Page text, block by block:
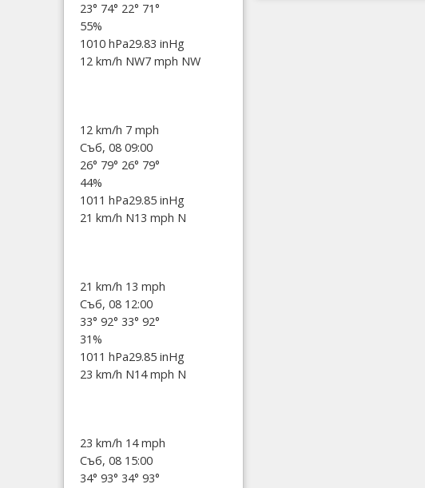
23° 74° 22° 71°
55%
1010 hPa29.83 inHg
12 km/h NW7 mph NW
12 km/h 7 mph
Съб, 08 09:00
26° 79° 26° 79°
44%
1011 hPa29.85 inHg
21 km/h N13 mph N
21 km/h 13 mph
Съб, 08 12:00
33° 92° 33° 92°
31%
1011 hPa29.85 inHg
23 km/h N14 mph N
23 km/h 14 mph
Съб, 08 15:00
34° 93° 34° 93°